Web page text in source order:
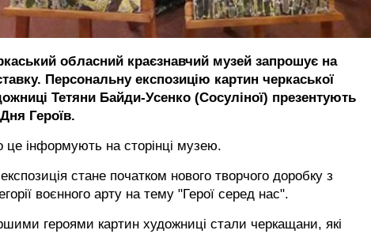
обласний краєзнавчий музей запрошує на
Персональну експозицію картин черкаської
Тетяни Байди-Усенко (Сосуліної) презентують
Героїв.
це інформують на сторінці музею.
стане початком нового творчого доробку з
воєнного арту на тему "Герої серед нас".
героями картин художниці стали черкащани, які